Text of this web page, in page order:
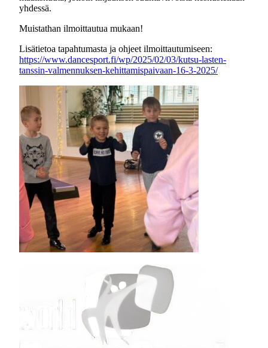
yhdessä.
Muistathan ilmoittautua mukaan!
Lisätietoa tapahtumasta ja ohjeet ilmoittautumiseen:
https://www.dancesport.fi/wp/2025/02/03/kutsu-lasten-
tanssin-valmennuksen-kehittamispaivaan-16-3-2025/